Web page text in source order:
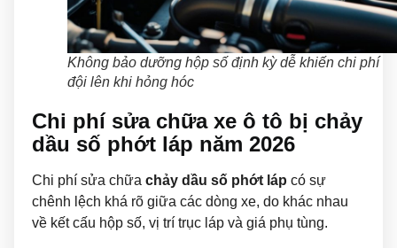
Không bảo dưỡng hộp số định kỳ dễ khiến chi phí
đội lên khi hỏng hóc
Chi phí sửa chữa xe ô tô bị chảy
dầu số phớt láp năm 2026
Chi phí sửa chữa chảy dầu số phớt láp có sự
chênh lệch khá rõ giữa các dòng xe, do khác nhau
về kết cấu hộp số, vị trí trục láp và giá phụ tùng.